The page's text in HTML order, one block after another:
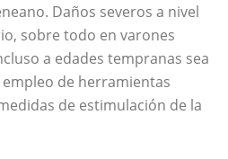
Daños severos a nivel
sobre todo en varones
a edades tempranas sea
de herramientas
de estimulación de la